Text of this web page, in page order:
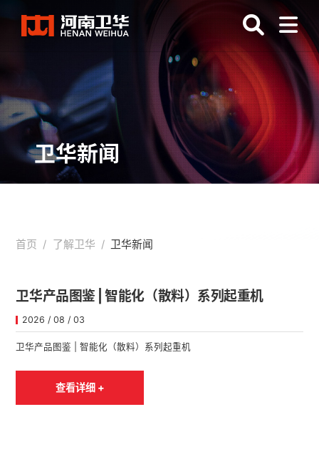
卫华新闻
首页 / 了解卫华 / 卫华新闻
​卫华产品图鉴 | 智能化（散料）系列起重机
2026 / 08 / 03
​卫华产品图鉴 | 智能化（散料）系列起重机
查看详细 +